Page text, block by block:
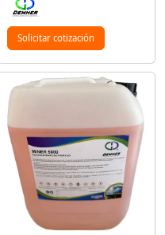
Solicitar cotización